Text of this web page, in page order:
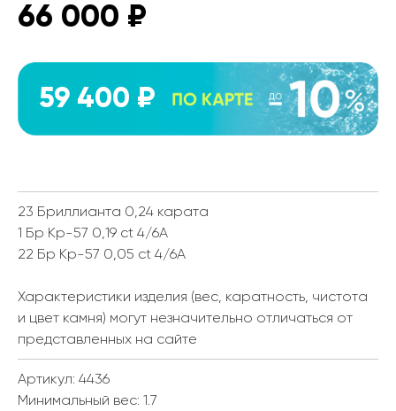
66 000 ₽
59 400 ₽
23 Бриллианта 0,24 карата
1 Бр Кр-57 0,19 ct 4/6А
22 Бр Кр-57 0,05 ct 4/6А
Характеристики изделия (вес, каратность, чистота
и цвет камня) могут незначительно отличаться от
представленных на сайте
Артикул: 4436
Минимальный вес: 1.7